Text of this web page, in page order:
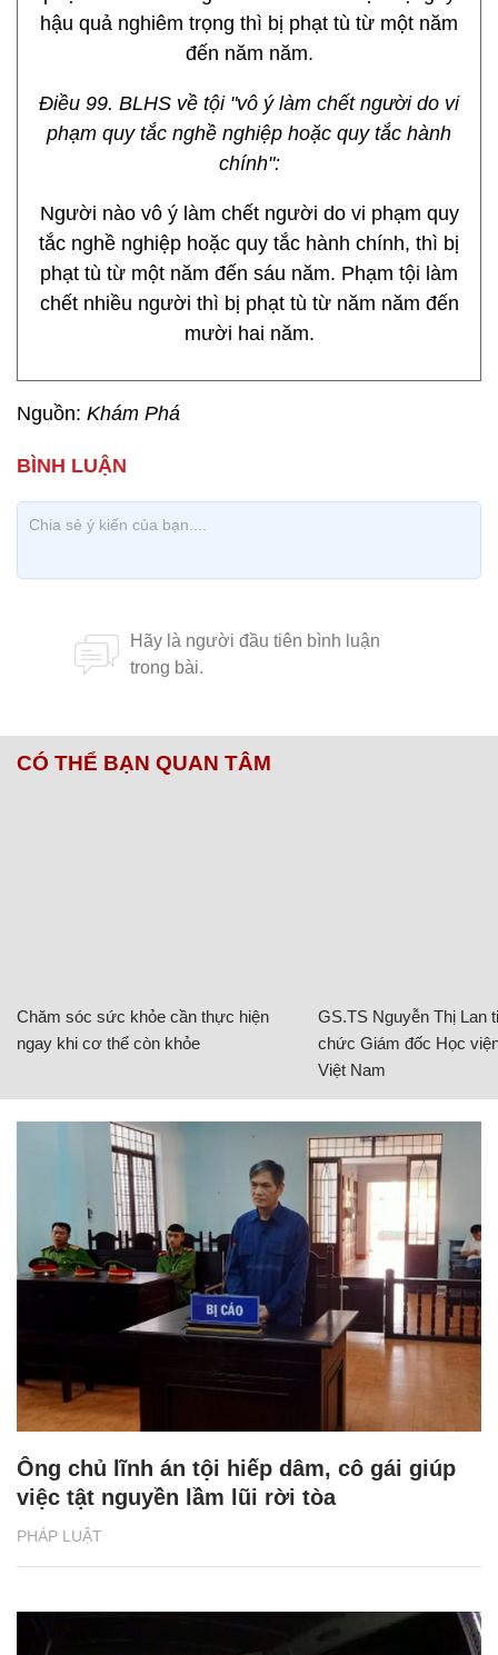
hậu quả nghiêm trọng thì bị phạt tù từ một năm
đến năm năm.
Điều 99. BLHS về tội "vô ý làm chết người do vi
phạm quy tắc nghề nghiệp hoặc quy tắc hành
chính":
Người nào vô ý làm chết người do vi phạm quy
tắc nghề nghiệp hoặc quy tắc hành chính, thì bị
phạt tù từ một năm đến sáu năm. Phạm tội làm
chết nhiều người thì bị phạt tù từ năm năm đến
mười hai năm.
Nguồn: Khám Phá
CÓ THỂ BẠN QUAN TÂM
Chăm sóc sức khỏe cần thực hiện
ngay khi cơ thể còn khỏe
GS.TS Nguyễn Thị Lan
chức Giám đốc Học
Việt Nam
PHÁP LUẬT
Ông chủ lĩnh án tội hiếp dâm, cô gái giúp
việc tật nguyền lầm lũi rời tòa